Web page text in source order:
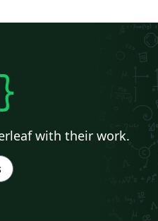
with their work.